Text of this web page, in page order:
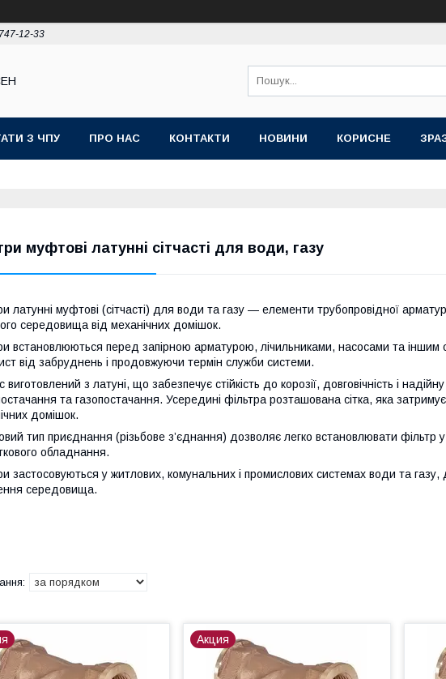
12-33
З ЧПУ ПРО НАС КОНТАКТИ НОВИНИ КОРИСНЕ
муфтові латунні сітчасті для води, газу
латунні муфтові (сітчасті) для води та газу — елементи трубопровідної
середовища від механічних домішок.
встановлюються перед запірною арматурою, лічильниками, насосами та
від забруднень і продовжуючи термін служби системи.
виготовлений з латуні, що забезпечує стійкість до корозії, довговічність і
та газопостачання. Усередині фільтра розташована сітка, яка затримує
домішок.
тип приєднання (різьбове з’єднання) дозволяє легко встановлювати фільтр
обладнання.
застосовуються у житлових, комунальних і промислових системах води та
середовища.
Акция